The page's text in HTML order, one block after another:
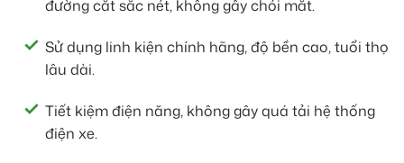
đường cắt sắc nét, không gây chói mắt.
Sử dụng linh kiện chính hãng, độ bền cao, tuổi thọ
lâu dài.
Tiết kiệm điện năng, không gây quá tải hệ thống
điện xe.